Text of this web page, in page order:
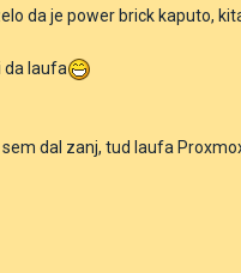
da je power brick kaputo,
da laufa
dal zanj, tud laufa